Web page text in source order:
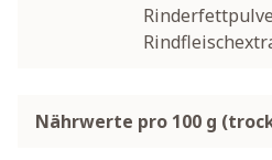
Nährwerte pro 100 g